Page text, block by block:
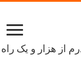
از هزار و یک راه